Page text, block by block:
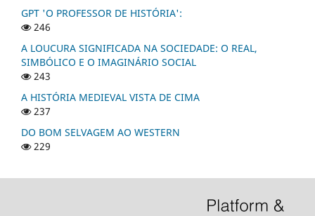
GPT 'O PROFESSOR DE HISTÓRIA':
246
A LOUCURA SIGNIFICADA NA SOCIEDADE: O REAL,
SIMBÓLICO E O IMAGINÁRIO SOCIAL
243
A HISTÓRIA MEDIEVAL VISTA DE CIMA
237
DO BOM SELVAGEM AO WESTERN
229